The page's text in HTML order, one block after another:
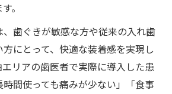
。
歯ぐきが敏感な方や従来の入れ歯
にとって、快適な装着感を実現し
リアの歯医者で実際に導入した患
間使っても痛みが少ない」「食事